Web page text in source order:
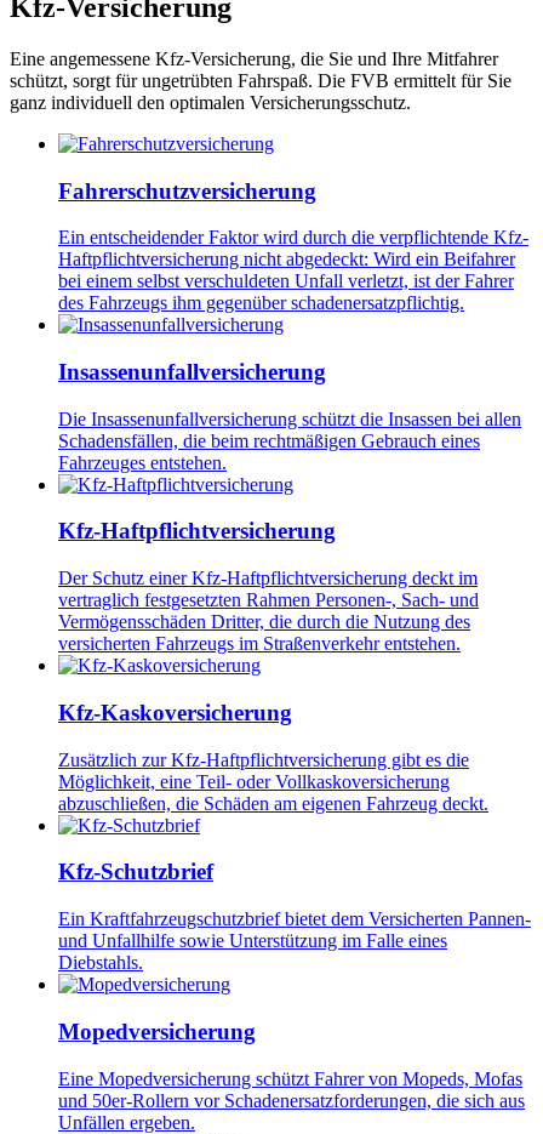
Kfz-Versicherung
Eine angemessene Kfz-Versicherung, die Sie und Ihre Mitfahrer
schützt, sorgt für ungetrübten Fahrspaß. Die FVB ermittelt für Sie
ganz individuell den optimalen Versicherungsschutz.
Fahrerschutzversicherung
Ein entscheidender Faktor wird durch die verpflichtende Kfz-
Haftpflichtversicherung nicht abgedeckt: Wird ein Beifahrer
bei einem selbst verschuldeten Unfall verletzt, ist der Fahrer
des Fahrzeugs ihm gegenüber schadenersatzpflichtig.
Insassenunfallversicherung
Die Insassenunfallversicherung schützt die Insassen bei allen
Schadensfällen, die beim rechtmäßigen Gebrauch eines
Fahrzeuges entstehen.
Kfz-Haftpflichtversicherung
Der Schutz einer Kfz-Haftpflichtversicherung deckt im
vertraglich festgesetzten Rahmen Personen-, Sach- und
Vermögensschäden Dritter, die durch die Nutzung des
versicherten Fahrzeugs im Straßenverkehr entstehen.
Kfz-Kaskoversicherung
Zusätzlich zur Kfz-Haftpflichtversicherung gibt es die
Möglichkeit, eine Teil- oder Vollkaskoversicherung
abzuschließen, die Schäden am eigenen Fahrzeug deckt.
Kfz-Schutzbrief
Ein Kraftfahrzeugschutzbrief bietet dem Versicherten Pannen-
und Unfallhilfe sowie Unterstützung im Falle eines
Diebstahls.
Mopedversicherung
Eine Mopedversicherung schützt Fahrer von Mopeds, Mofas
und 50er-Rollern vor Schadenersatzforderungen, die sich aus
Unfällen ergeben.